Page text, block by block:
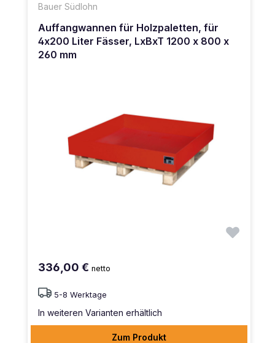
Bauer Südlohn
Auffangwannen für Holzpaletten, für
4x200 Liter Fässer, LxBxT 1200 x 800 x
260 mm
336,00 € netto
5-8 Werktage
In weiteren Varianten erhältlich
Zum Produkt